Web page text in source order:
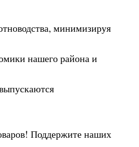
минимизируя
нашего района и
Поддержите наших